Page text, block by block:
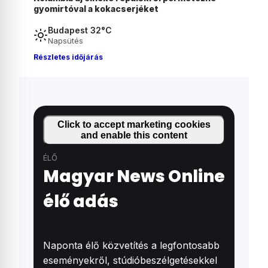
magyar fiú Ausztriában
Budapest 32°C
Napsütés
Részletes időjárás
Click to accept marketing cookies
and enable this content
ÉLŐ
Magyar News Online
élő adás
Naponta élő közvetítés a legfontosabb
eseményekről, stúdióbeszélgetésekkel